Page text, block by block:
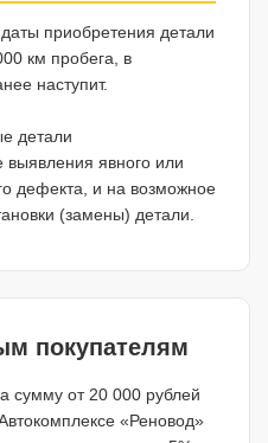
приобретения детали
км пробега, в
наступит.
детали
выявления явного или
дефекта, и на возможное
(замены) детали.
покупателям
сумму от 20 000 рублей
«Реновод»